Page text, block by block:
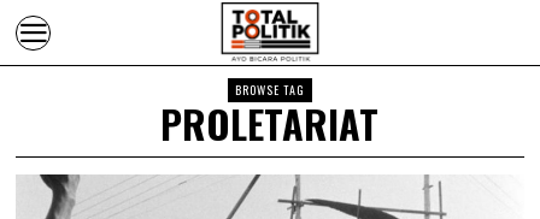
BROWSE TAG
PROLETARIAT